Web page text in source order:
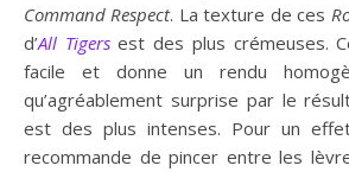
Command Respect. La texture de ces
d’All Tigers est des plus crémeuses.
facile et donne un rendu
qu’agréablement surprise par le
est des plus intenses. Pour un
recommande de pincer entre les